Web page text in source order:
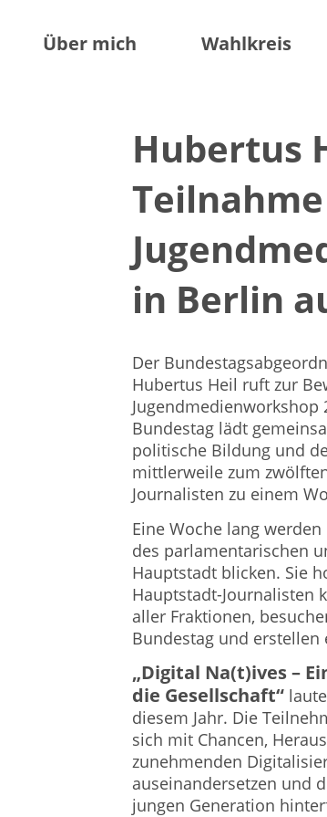
Über mich Wahlkreis
Hubertus
in Berlin
Der
Hubertus Heil ruft zur
Jugendmedienworkshop
Bundestag lädt
politische Bildung und
mittlerweile zum
Journalisten zu einem
Eine Woche lang
des parlamentarischen
Hauptstadt blicken. Sie
Hauptstadt-Journalisten
aller Fraktionen,
Bundestag und erstellen
„Digital Na(t)ives –
die Gesellschaft“
diesem Jahr. Die
sich mit Chancen,
zunehmenden
auseinandersetzen und
jungen Generation